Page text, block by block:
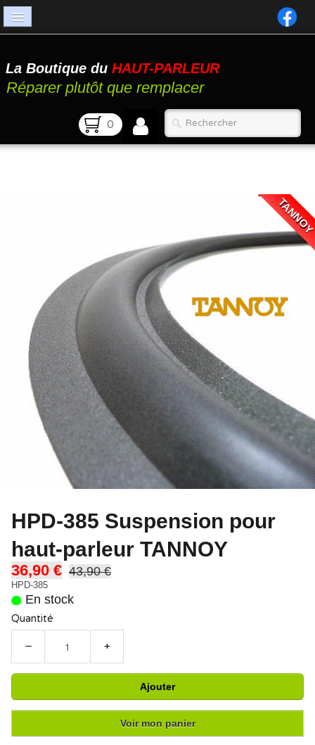
Catalogue
Atelier
La Boutique du HAUT-PARLEUR
Réparer plutôt que remplacer
0
HPD-385 Suspension pour
haut-parleur TANNOY
36,90 € 43,90 €
HPD-385
En stock
Quantité
− +
Ajouter
Voir mon panier